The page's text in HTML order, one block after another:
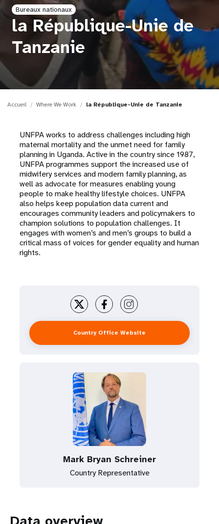
o
n
Bureaux nationaux
la République-Unie de
Tanzanie
Accueil Where We Work la République-Unie de Tanzanie
UNFPA works to address challenges including high
maternal mortality and the unmet need for family
planning in Uganda. Active in the country since 1987,
UNFPA programmes support the increased use of
midwifery services and modern family planning, as
well as advocate for measures enabling young
people to make healthy lifestyle choices. UNFPA
also helps keep population data current and
encourages community leaders and policymakers to
champion solutions to population challenges. It
engages with women’s and men’s groups to build a
critical mass of voices for gender equality and human
rights.
Country Office Website
Mark Bryan Schreiner
Country Representative